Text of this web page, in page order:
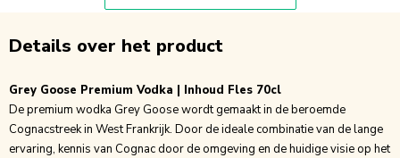
Details over het product
Grey Goose Premium Vodka | Inhoud Fles 70cl
De premium wodka Grey Goose wordt gemaakt in de beroemde
Cognacstreek in West Frankrijk. Door de ideale combinatie van de lange
ervaring, kennis van Cognac door de omgeving en de huidige visie op het